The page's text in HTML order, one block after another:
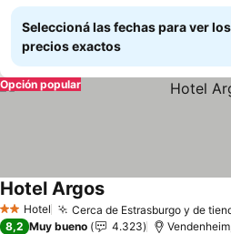
Seleccioná las fechas para ver los
precios exactos
Opción popular
2 Estrellas
Hotel Cerca de Estrasburgo y de
Hotel ArgosVer precios
8,2 Muy bueno 4.323